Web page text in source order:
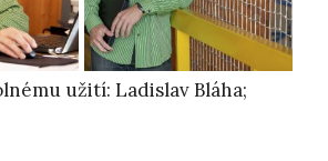
užití: Ladislav Bláha;